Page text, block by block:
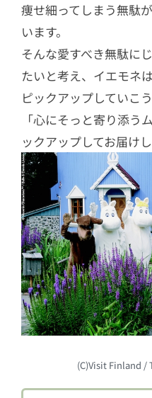
痩せ細ってしまう無駄
います。
そんな愛すべき無駄に
たいと考え、イエモネ
ピックアップしていこ
「心にそっと寄り添う
ックアップしてお届けし
(C)Visit Finland /